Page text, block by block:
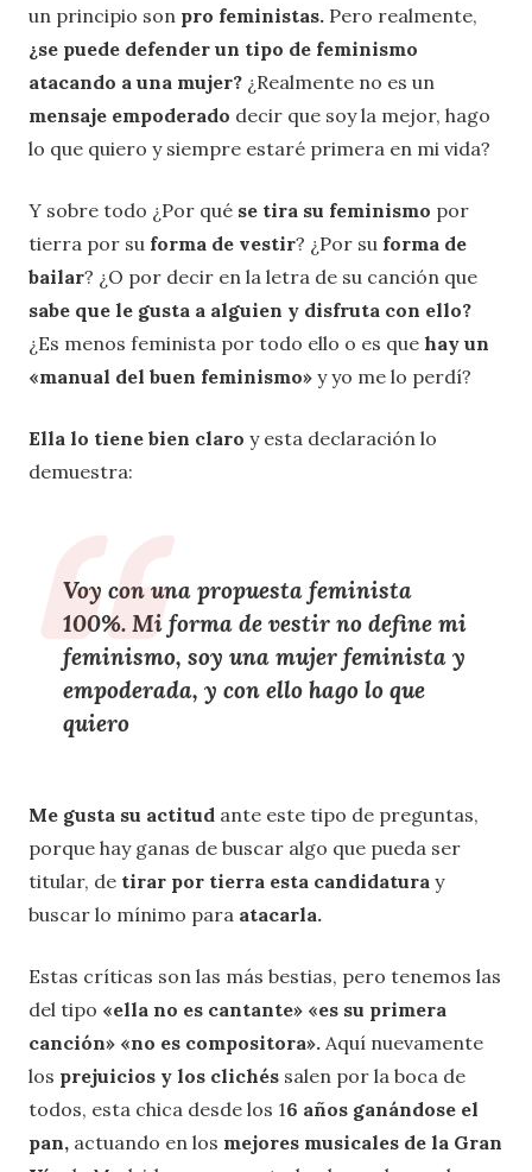
un principio son pro feministas. Pero realmente,
¿se puede defender un tipo de feminismo
atacando a una mujer? ¿Realmente no es un
mensaje empoderado decir que soy la mejor, hago
lo que quiero y siempre estaré primera en mi vida?
Y sobre todo ¿Por qué se tira su feminismo por
tierra por su forma de vestir? ¿Por su forma de
bailar? ¿O por decir en la letra de su canción que
sabe que le gusta a alguien y disfruta con ello?
¿Es menos feminista por todo ello o es que hay un
«manual del buen feminismo» y yo me lo perdí?
Ella lo tiene bien claro y esta declaración lo
demuestra:
Voy con una propuesta feminista
100%. Mi forma de vestir no define mi
feminismo, soy una mujer feminista y
empoderada, y con ello hago lo que
quiero
Me gusta su actitud ante este tipo de preguntas,
porque hay ganas de buscar algo que pueda ser
titular, de tirar por tierra esta candidatura y
buscar lo mínimo para atacarla.
Estas críticas son las más bestias, pero tenemos las
del tipo «ella no es cantante» «es su primera
canción» «no es compositora». Aquí nuevamente
los prejuicios y los clichés salen por la boca de
todos, esta chica desde los 16 años ganándose el
pan, actuando en los mejores musicales de la Gran